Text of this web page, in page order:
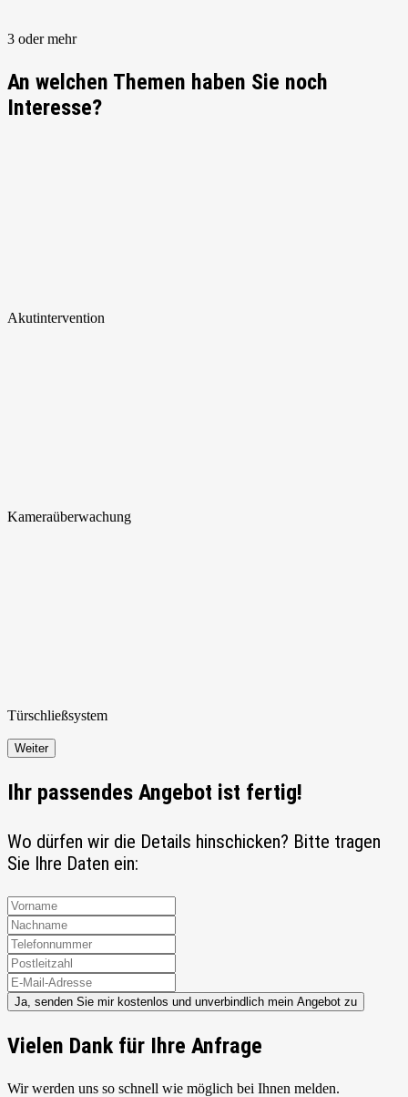
3 oder mehr
An welchen Themen haben Sie noch
Interesse?
Akutintervention
Kameraüberwachung
Türschließsystem
Weiter
Ihr passendes Angebot ist fertig!
Wo dürfen wir die Details hinschicken? Bitte tragen
Sie Ihre Daten ein:
Ja, senden Sie mir kostenlos und unverbindlich mein Angebot zu
Vielen Dank für Ihre Anfrage
Wir werden uns so schnell wie möglich bei Ihnen melden.